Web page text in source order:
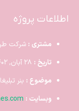
اطلاعات پروژه
مشتری : شرکت
تاریخ :
موضوع : بنر
وبسایت :